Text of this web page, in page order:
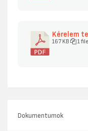
Kérelem
167 KB 1
Dokumentumok